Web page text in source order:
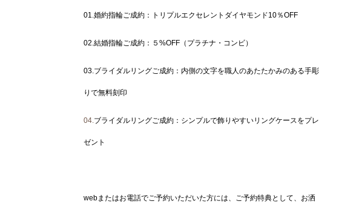
01.婚約指輪ご成約： トリプルエクセレントダイヤモンド10％OFF
02.結婚指輪ご成約：５%OFF（プラチナ・コンビ）
03.ブライダルリングご成約： 内側の文字を職人のあたたかみのある手彫
りで無料刻印
04.ブライダルリングご成約：シンプルで飾りやすいリングケースをプレ
ゼント
webまたはお電話でご予約いただいた方には、ご予約特典として、お洒